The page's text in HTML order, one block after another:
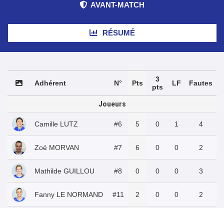
AVANT-MATCH
RÉSUMÉ
Adhérent N° Pts
3
pts
LF Fautes
Joueurs
Camille LUTZ #6 5 0 1 4
Zoé MORVAN #7 6 0 0 2
Mathilde GUILLOU #8 0 0 0 3
Fanny LE NORMAND #11 2 0 0 2